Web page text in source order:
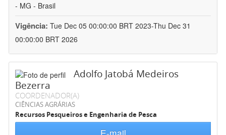
- MG - Brasil
Vigência: Tue Dec 05 00:00:00 BRT 2023-Thu Dec 31
00:00:00 BRT 2026
Adolfo Jatobá Medeiros
Bezerra
COORDENADOR(A)
CIÊNCIAS AGRÁRIAS
Recursos Pesqueiros e Engenharia de Pesca